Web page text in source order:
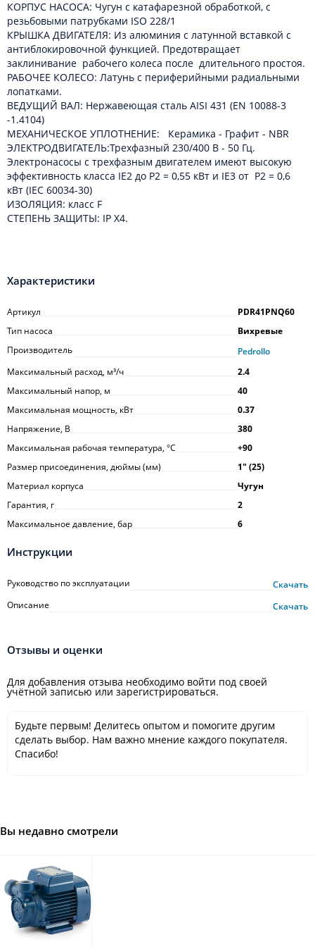
КОРПУС НАСОСА: Чугун с катафарезной обработкой, с
резьбовыми патрубками ISO 228/1
КРЫШКА ДВИГАТЕЛЯ: Из алюминия с латунной вставкой с
антиблокировочной функцией. Предотвращает
заклинивание рабочего колеса после длительного простоя.
РАБОЧЕЕ КОЛЕСО: Латунь с периферийными радиальными
лопатками.
ВЕДУЩИЙ ВАЛ: Нержавеющая сталь AISI 431 (EN 10088-3
-1.4104)
МЕХАНИЧЕСКОЕ УПЛОТНЕНИЕ: Керамика - Графит - NBR
ЭЛЕКТРОДВИГАТЕЛЬ:Трехфазный 230/400 В - 50 Гц.
Электронасосы с трехфазным двигателем имеют высокую
эффективность класса IE2 до Р2 = 0,55 кВт и IE3 от Р2 = 0,6
кВт (IEC 60034-30)
ИЗОЛЯЦИЯ: класс F
СТЕПЕНЬ ЗАЩИТЫ: IP X4.
Характеристики
Артикул
PDR41PNQ60
Тип насоса
Вихревые
Производитель
Pedrollo
Максимальный расход, м³/ч
2.4
Максимальный напор, м
40
Максимальная мощность, кВт
0.37
Напряжение, В
380
Максимальная рабочая температура, °С
+90
Размер присоединения, дюймы (мм)
1ʺ (25)
Материал корпуса
Чугун
Гарантия, г
2
Максимальное давление, бар
6
Инструкции
Руководство по эксплуатации
Скачать
Описание
Скачать
Отзывы и оценки
Для добавления отзыва необходимо войти под своей
учётной записью или зарегистрироваться.
Будьте первым! Делитесь опытом и помогите другим
сделать выбор. Нам важно мнение каждого покупателя.
Спасибо!
Вы недавно смотрели